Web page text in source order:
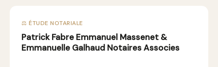
⚖️ ÉTUDE NOTARIALE
Patrick Fabre Emmanuel Massenet &
Emmanuelle Galhaud Notaires Associes